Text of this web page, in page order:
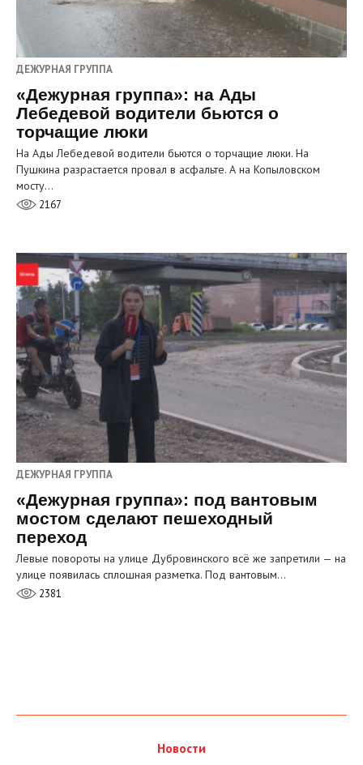
ДЕЖУРНАЯ ГРУППА
«Дежурная группа»: на Ады
Лебедевой водители бьются о
торчащие люки
На Ады Лебедевой водители бьются о торчащие люки. На
Пушкина разрастается провал в асфальте. А на Копыловском
мосту…
2167
ДЕЖУРНАЯ ГРУППА
«Дежурная группа»: под вантовым
мостом сделают пешеходный
переход
Левые повороты на улице Дубровинского всё же запретили — на
улице появилась сплошная разметка. Под вантовым…
2381
Новости